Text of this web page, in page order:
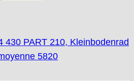
430 PART 210, Kleinbodenrad
5820